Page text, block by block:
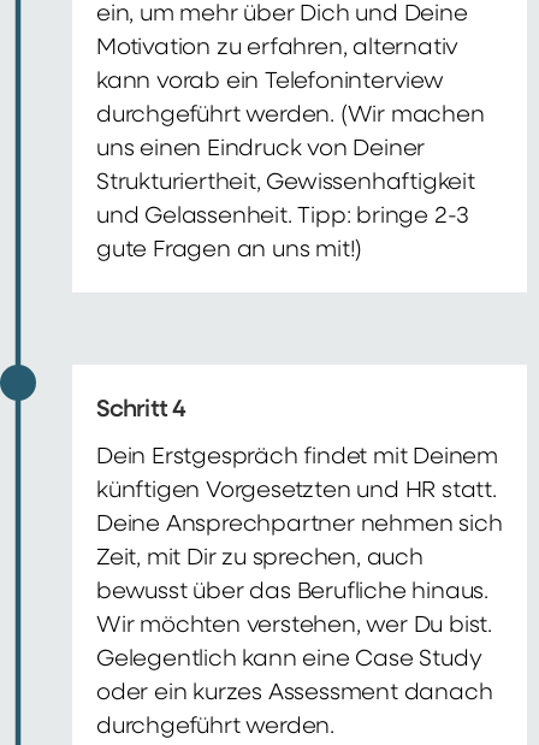
ein, um mehr über Dich und Deine
Motivation zu erfahren, alternativ
kann vorab ein Telefoninterview
durchgeführt werden. (Wir machen
uns einen Eindruck von Deiner
Strukturiertheit, Gewissenhaftigkeit
und Gelassenheit. Tipp: bringe 2-3
gute Fragen an uns mit!)
Schritt 4
Dein Erstgespräch findet mit Deinem
künftigen Vorgesetzten und HR statt.
Deine Ansprechpartner nehmen sich
Zeit, mit Dir zu sprechen, auch
bewusst über das Berufliche hinaus.
Wir möchten verstehen, wer Du bist.
Gelegentlich kann eine Case Study
oder ein kurzes Assessment danach
durchgeführt werden.